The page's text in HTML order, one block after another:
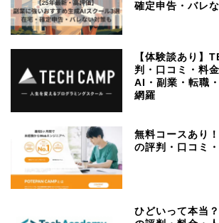
確定申告・バレ
【体験談あり】
判・口コミ・料
AI・副業・転職
網羅
無料コースあり
の評判・口コミ
ひどいって本当